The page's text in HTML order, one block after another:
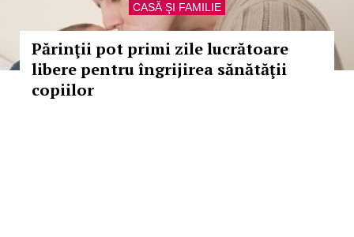
CASĂ ŞI FAMILIE
Părinţii pot primi zile lucrătoare
libere pentru îngrijirea sănătăţii
copiilor